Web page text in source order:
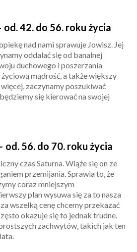
od. 42. do 56. roku życia
nad nami sprawuje Jowisz. Jej
oddalać się od banalnej
duchowego i poszerzania
mądrość, a także większy
zaczynamy poszukiwać
się kierować na swojej
od. 56. do 70. roku życia
czas Saturna. Wiąże się on ze
przemijania. Sprawia to, że
coraz mniejszym
plan wysuwa się za to nasza
wszelką cenę chcemy przekazać
okazuje się to jednak trudne.
zachwytów, takich jak ten